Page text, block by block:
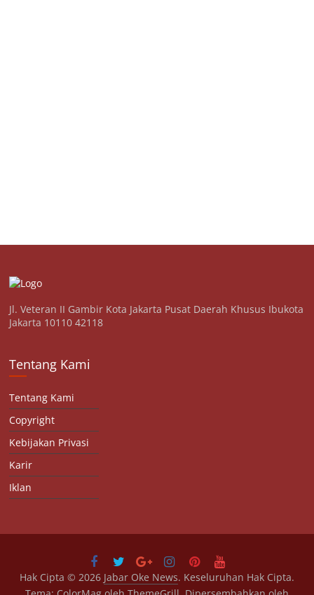
Jl. Veteran II Gambir Kota Jakarta Pusat Daerah Khusus Ibukota
Jakarta 10110 42118
Tentang Kami
Tentang Kami
Copyright
Kebijakan Privasi
Karir
Iklan
Hak Cipta © 2026 Jabar Oke News. Keseluruhan Hak Cipta.